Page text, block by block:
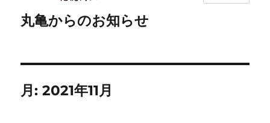
丸亀からのお知らせ
月:2021年11月